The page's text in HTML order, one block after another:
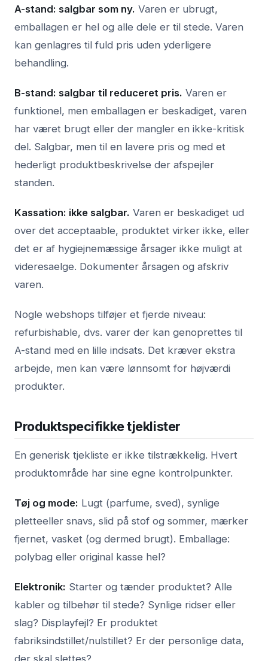
A-stand: salgbar som ny. Varen er ubrugt,
emballagen er hel og alle dele er til stede. Varen
kan genlagres til fuld pris uden yderligere
behandling.
B-stand: salgbar til reduceret pris. Varen er
funktionel, men emballagen er beskadiget, varen
har været brugt eller der mangler en ikke-kritisk
del. Salgbar, men til en lavere pris og med et
hederligt produktbeskrivelse der afspejler
standen.
Kassation: ikke salgbar. Varen er beskadiget ud
over det acceptaable, produktet virker ikke, eller
det er af hygiejnemæssige årsager ikke muligt at
videresaelge. Dokumenter årsagen og afskriv
varen.
Nogle webshops tilføjer et fjerde niveau:
refurbishable, dvs. varer der kan genoprettes til
A-stand med en lille indsats. Det kræver ekstra
arbejde, men kan være lønnsomt for højværdi
produkter.
Produktspecifikke tjeklister
En generisk tjekliste er ikke tilstrækkelig. Hvert
produktområde har sine egne kontrolpunkter.
Tøj og mode: Lugt (parfume, sved), synlige
pletteeller snavs, slid på stof og sommer, mærker
fjernet, vasket (og dermed brugt). Emballage:
polybag eller original kasse hel?
Elektronik: Starter og tænder produktet? Alle
kabler og tilbehør til stede? Synlige ridser eller
slag? Displayfejl? Er produktet
fabriksindstillet/nulstillet? Er der personlige data,
der skal slettes?